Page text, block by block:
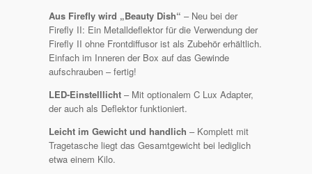
Aus Firefly wird „Beauty Dish“ – Neu bei der
Firefly II: Ein Metalldeflektor für die Verwendung der
Firefly II ohne Frontdiffusor ist als Zubehör erhältlich.
Einfach im Inneren der Box auf das Gewinde
aufschrauben – fertig!
LED-Einstelllicht – Mit optionalem C Lux Adapter,
der auch als Deflektor funktioniert.
Leicht im Gewicht und handlich – Komplett mit
Tragetasche liegt das Gesamtgewicht bei lediglich
etwa einem Kilo.